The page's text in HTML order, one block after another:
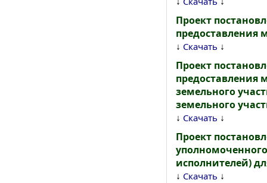
Проект
предоставления
↓ Скачать ↓
Проект
предоставления
земельного
земельного
↓ Скачать ↓
Проект
исполнителей)
↓ Скачать ↓